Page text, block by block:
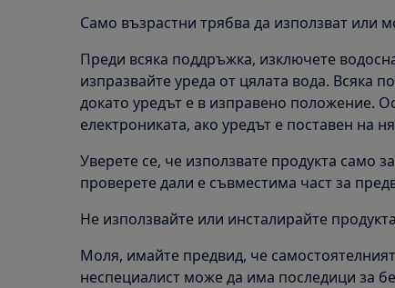
Само възрастни трябва да използват или
Преди всяка поддръжка, изключете
изпразвайте уреда от цялата вода. Всяка
докато уредът е в изправено положение.
електрониката, ако уредът е поставен на
Уверете се, че използвате продукта само
проверете дали е съвместима част за
Не използвайте или инсталирайте
Моля, имайте предвид, че
неспециалист може да има последици за